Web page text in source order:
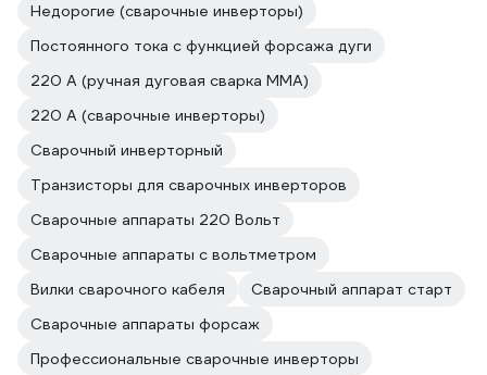
Недорогие (сварочные инверторы)
Постоянного тока с функцией форсажа дуги
220 А (ручная дуговая сварка MMA)
220 А (сварочные инверторы)
Сварочный инверторный
Транзисторы для сварочных инверторов
Сварочные аппараты 220 Вольт
Сварочные аппараты с вольтметром
Вилки сварочного кабеля
Сварочный аппарат старт
Сварочные аппараты форсаж
Профессиональные сварочные инверторы